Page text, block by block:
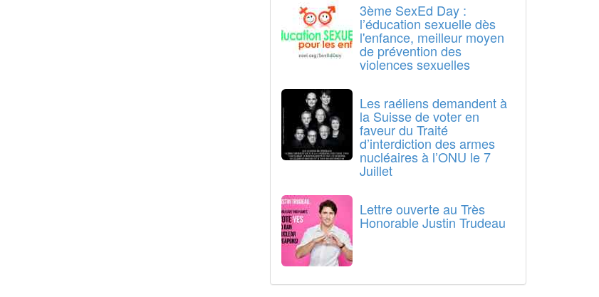
3ème SexEd Day :
l’éducation sexuelle dès
l'enfance, meilleur moyen
de prévention des
violences sexuelles
Les raéliens demandent à
la Suisse de voter en
faveur du Traité
d’interdiction des armes
nucléaires à l’ONU le 7
Juillet
Lettre ouverte au Très
Honorable Justin Trudeau